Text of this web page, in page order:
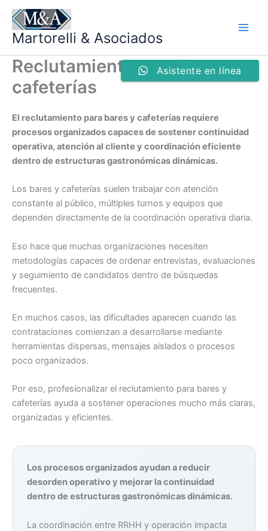
contenido
Martorelli & Asociados
Reclutamiento para bares y
cafeterías
El reclutamiento para bares y cafeterías requiere
procesos organizados capaces de sostener continuidad
operativa, atención al cliente y coordinación eficiente
dentro de estructuras gastronómicas dinámicas.
Los bares y cafeterías suelen trabajar con atención
constante al público, múltiples turnos y equipos que
dependen directamente de la coordinación operativa diaria.
Eso hace que muchas organizaciones necesiten
metodologías capaces de ordenar entrevistas, evaluaciones
y seguimiento de candidatos dentro de búsquedas
frecuentes.
En muchos casos, las dificultades aparecen cuando las
contrataciones comienzan a desarrollarse mediante
herramientas dispersas, mensajes aislados o procesos
poco organizados.
Por eso, profesionalizar el reclutamiento para bares y
cafeterías ayuda a sostener operaciones mucho más claras,
organizadas y eficientes.
Los procesos organizados ayudan a reducir
desorden operativo y mejorar la continuidad
dentro de estructuras gastronómicas dinámicas.
La coordinación entre RRHH y operación impacta
Asistente en línea